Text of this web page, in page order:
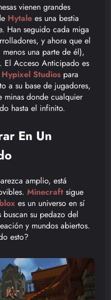
vienen grandes
Hytale es una bestia
Han seguido cada miga
y ahora que el
una parte de él),
El Acceso Anticipado es
Hypixel Studios para
a su base de jugadores,
minas donde cualquier
hasta el infinito.
En Un
amplio, está
Minecraft sigue
es un universo en sí
buscan su pedazo del
y mundos abiertos.
esto?